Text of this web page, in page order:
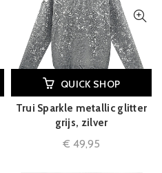
QUICK SHOP
Trui Sparkle metallic glitter
grijs, zilver
€ 49,95